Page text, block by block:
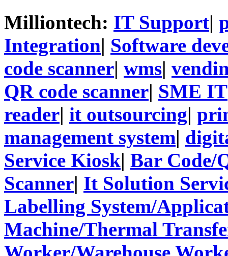
Milliontech: IT Support|
Integration| Software
code scanner| wms|
QR code scanner| SME IT
reader| it outsourcing|
management system|
Service Kiosk| Bar Code/
Scanner| It Solution
Labelling System/
Machine/Thermal